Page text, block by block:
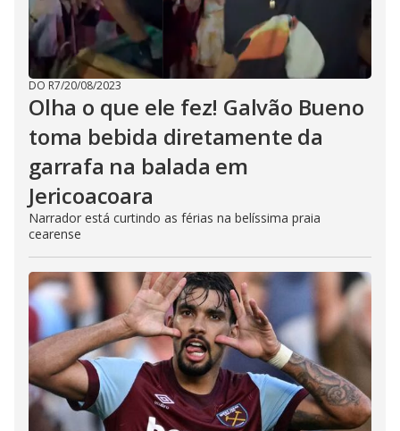
DO R7/20/08/2023
Olha o que ele fez! Galvão Bueno
toma bebida diretamente da
garrafa na balada em
Jericoacoara
Narrador está curtindo as férias na belíssima praia
cearense